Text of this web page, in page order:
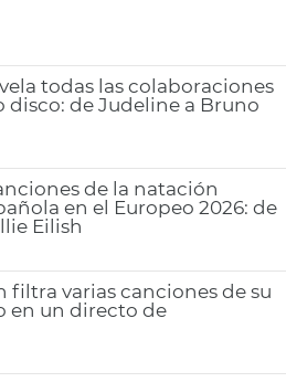
todas las colaboraciones
disco: de Judeline a Bruno
de la natación
en el Europeo 2026: de
Eilish
filtra varias canciones de su
en un directo de